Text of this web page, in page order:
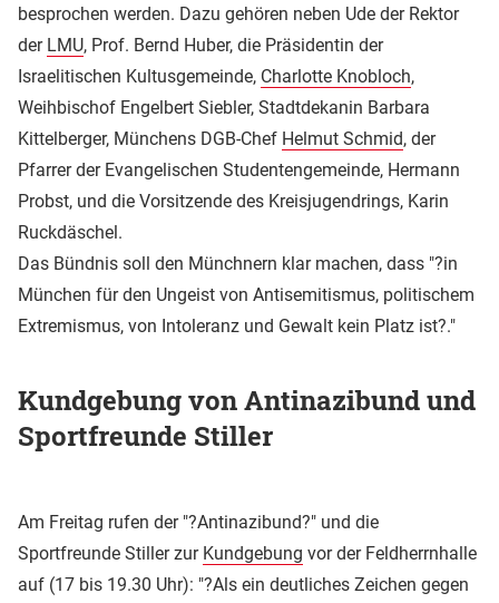
besprochen werden. Dazu gehören neben Ude der Rektor
der LMU, Prof. Bernd Huber, die Präsidentin der
Israelitischen Kultusgemeinde, Charlotte Knobloch,
Weihbischof Engelbert Siebler, Stadtdekanin Barbara
Kittelberger, Münchens DGB-Chef Helmut Schmid, der
Pfarrer der Evangelischen Studentengemeinde, Hermann
Probst, und die Vorsitzende des Kreisjugendrings, Karin
Ruckdäschel.
Das Bündnis soll den Münchnern klar machen, dass "?in
München für den Ungeist von Antisemitismus, politischem
Extremismus, von Intoleranz und Gewalt kein Platz ist?."
Kundgebung von Antinazibund und
Sportfreunde Stiller
Am Freitag rufen der "?Antinazibund?" und die
Sportfreunde Stiller zur Kundgebung vor der Feldherrnhalle
auf (17 bis 19.30 Uhr): "?Als ein deutliches Zeichen gegen